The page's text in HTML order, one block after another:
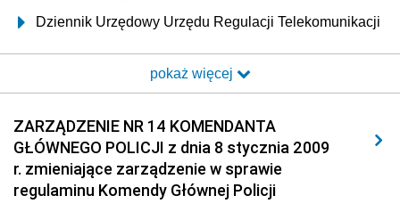
Dziennik Urzędowy Urzędu Regulacji Telekomunikacji
Dziennik Urzędowy Ministra Transportu i Budownictwa
Elektronicznej
Dziennik Urzędowy Ministra Spraw Wewnętrznych i
Administracji
pokaż więcej
ZARZĄDZENIE NR 14 KOMENDANTA
GŁÓWNEGO POLICJI z dnia 8 stycznia 2009
r. zmieniające zarządzenie w sprawie
regulaminu Komendy Głównej Policji